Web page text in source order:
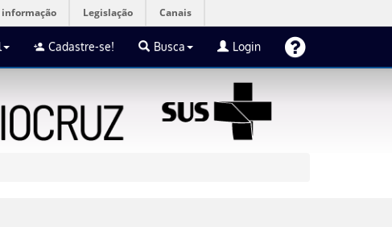
informação Legislação Canais
Cadastre-se! Busca Login